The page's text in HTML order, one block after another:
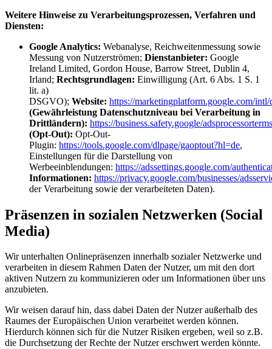
Weitere Hinweise zu Verarbeitungsprozessen, Verfahren und
Diensten:
Google Analytics: Webanalyse, Reichweitenmessung sowie
Messung von Nutzerströmen; Dienstanbieter: Google
Ireland Limited, Gordon House, Barrow Street, Dublin 4,
Irland; Rechtsgrundlagen: Einwilligung (Art. 6 Abs. 1 S. 1
lit. a)
DSGVO); Website: https://marketingplatform.google.com/intl/
(Gewährleistung Datenschutzniveau bei Verarbeitung in
Drittländern): https://business.safety.google/adsprocessorterms
(Opt-Out): Opt-Out-
Plugin: https://tools.google.com/dlpage/gaoptout?hl=de,
Einstellungen für die Darstellung von
Werbeeinblendungen: https://adssettings.google.com/
Informationen: https://privacy.google.com/businesses/
der Verarbeitung sowie der verarbeiteten Daten).
Präsenzen in sozialen Netzwerken (Social
Media)
Wir unterhalten Onlinepräsenzen innerhalb sozialer Netzwerke und
verarbeiten in diesem Rahmen Daten der Nutzer, um mit den dort
aktiven Nutzern zu kommunizieren oder um Informationen über uns
anzubieten.
Wir weisen darauf hin, dass dabei Daten der Nutzer außerhalb des
Raumes der Europäischen Union verarbeitet werden können.
Hierdurch können sich für die Nutzer Risiken ergeben, weil so z.B.
die Durchsetzung der Rechte der Nutzer erschwert werden könnte.